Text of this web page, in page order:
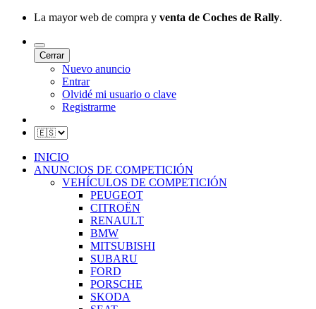
La mayor web de compra y venta de Coches de Rally.
Cerrar
Nuevo anuncio
Entrar
Olvidé mi usuario o clave
Registrarme
INICIO
ANUNCIOS DE COMPETICIÓN
VEHÍCULOS DE COMPETICIÓN
PEUGEOT
CITROËN
RENAULT
BMW
MITSUBISHI
SUBARU
FORD
PORSCHE
SKODA